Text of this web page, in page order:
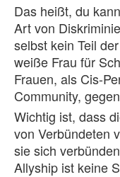
Das heißt, du
Art von
selbst kein Teil
weiße Frau für
Frauen, als Cis-
Community,
Wichtig ist, dass
von Verbündeten
sie sich
Allyship ist keine